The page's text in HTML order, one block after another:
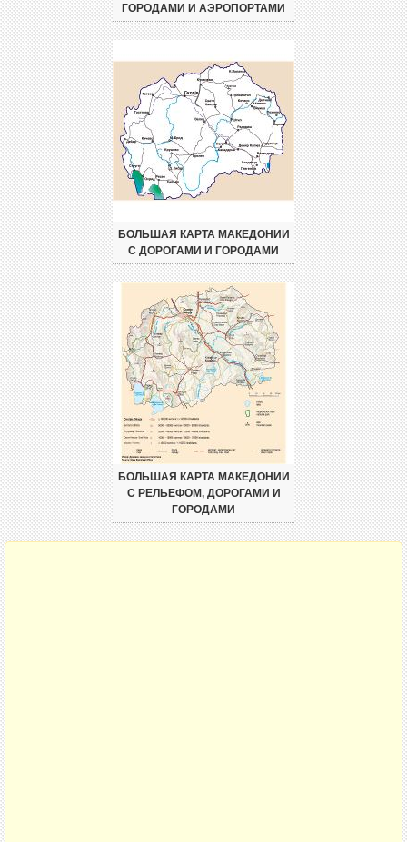
ГОРОДАМИ И АЭРОПОРТАМИ
БОЛЬШАЯ КАРТА МАКЕДОНИИ
С ДОРОГАМИ И ГОРОДАМИ
БОЛЬШАЯ КАРТА МАКЕДОНИИ
С РЕЛЬЕФОМ, ДОРОГАМИ И
ГОРОДАМИ